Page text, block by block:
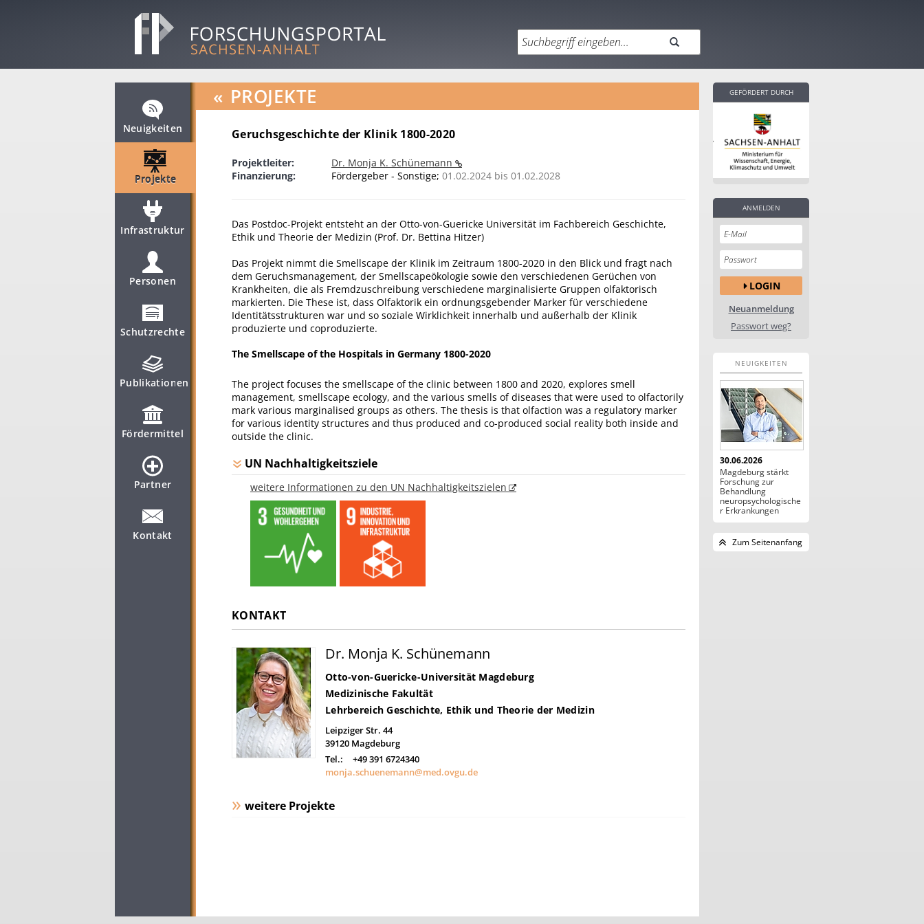
Neuigkeiten
Projekte
Infrastruktur
Personen
Schutzrechte
Publikationen
Fördermittel
Partner
Kontakt
« PROJEKTE
Geruchsgeschichte der Klinik 1800-2020
Projektleiter:
Dr. Monja K. Schünemann
Finanzierung:
Fördergeber - Sonstige; 01.02.2024 bis 01.02.2028
Das Postdoc-Projekt entsteht an der Otto-von-Guericke Universität im Fachbereich Geschichte,
Ethik und Theorie der Medizin (Prof. Dr. Bettina Hitzer)
Das Projekt nimmt die Smellscape der Klinik im Zeitraum 1800-2020 in den Blick und fragt nach
dem Geruchsmanagement, der Smellscapeökologie sowie den verschiedenen Gerüchen von
Krankheiten, die als Fremdzuschreibung verschiedene marginalisierte Gruppen olfaktorisch
markierten. Die These ist, dass Olfaktorik ein ordnungsgebender Marker für verschiedene
Identitätsstrukturen war und so soziale Wirklichkeit innerhalb und außerhalb der Klinik
produzierte und coproduzierte.
The Smellscape of the Hospitals in Germany 1800-2020
The project focuses the smellscape of the clinic between 1800 and 2020, explores smell
management, smellscape ecology, and the various smells of diseases that were used to olfactorily
mark various marginalised groups as others. The thesis is that olfaction was a regulatory marker
for various identity structures and thus produced and co-produced social reality both inside and
outside the clinic.
UN Nachhaltigkeitsziele
weitere Informationen zu den UN Nachhaltigkeitszielen
KONTAKT
Dr. Monja K. Schünemann
Otto-von-Guericke-Universität Magdeburg
Medizinische Fakultät
Lehrbereich Geschichte, Ethik und Theorie der Medizin
Leipziger Str. 44
39120 Magdeburg
Tel.:
+49 391 6724340
monja.schuenemann@med.ovgu.de
weitere Projekte
GEFÖRDERT DURCH
ANMELDEN
LOGIN
Neuanmeldung
Passwort weg?
NEUIGKEITEN
30.06.2026
Magdeburg stärkt
Forschung zur
Behandlung
neuropsychologische
r Erkrankungen
Zum Seitenanfang